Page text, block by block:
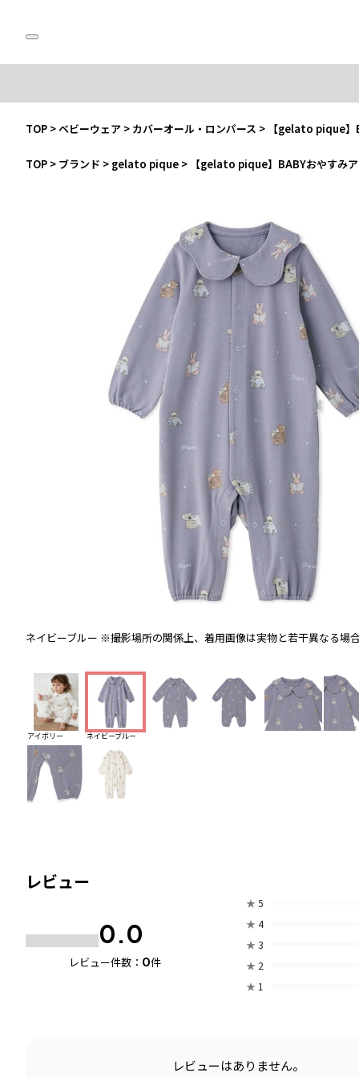
TOP >ベビーウェア > カバーオール・ロンパース > 【gelato pique】
TOP > ブランド > gelato pique > 【gelato pique】BABYおやすみ
ネイビーブルー ※撮影場所の関係上、着用画像は実物と若干異なる場合
アイボリー ネイビーブルー
レビュー
0.0
レビュー件数： 0件
★ 5
★ 4
★ 3
★ 2
★ 1
レビューはありません。